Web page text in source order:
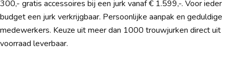
300,- gratis accessoires bij een jurk vanaf € 1.599,-. Voor ieder
budget een jurk verkrijgbaar. Persoonlijke aanpak en geduldige
medewerkers. Keuze uit meer dan 1000 trouwjurken direct uit
voorraad leverbaar.